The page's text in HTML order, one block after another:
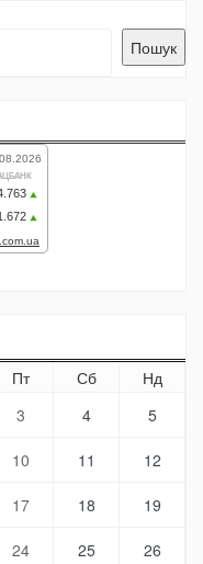
Пошук
Пт Сб
Нд
3 4 5
10 11 12
17 18 19
24 25 26